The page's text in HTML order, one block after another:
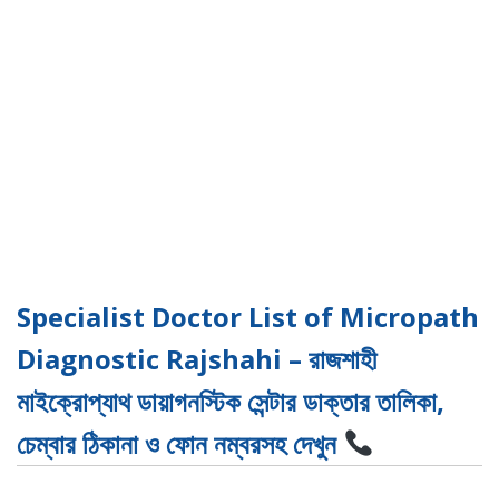
Specialist Doctor List of Micropath
Diagnostic Rajshahi – রাজশাহী
মাইক্রোপ্যাথ ডায়াগনস্টিক সেন্টার ডাক্তার তালিকা,
চেম্বার ঠিকানা ও ফোন নম্বরসহ দেখুন